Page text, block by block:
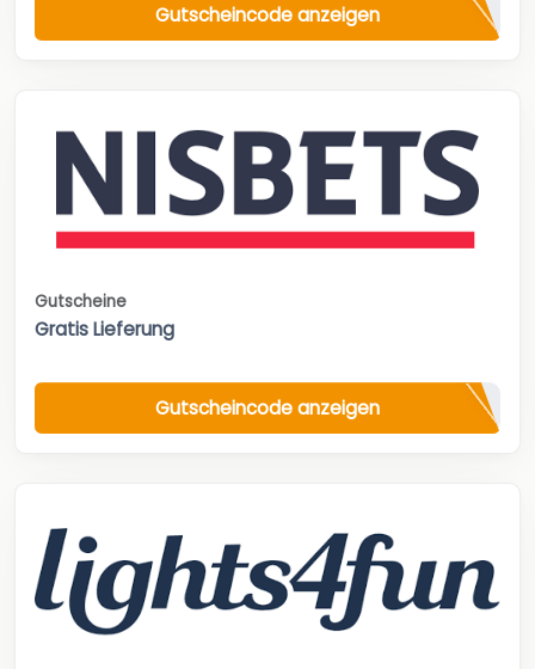
Gutscheincode anzeigen
Gutscheine
Gratis Lieferung
Gutscheincode anzeigen